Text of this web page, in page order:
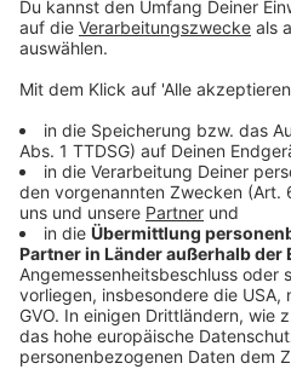
einzubetten.
Daten zu
Details durch und
Nutzung des
Video
Mehr
powered by
Management
twenty one pilots - Level of
Anzeige